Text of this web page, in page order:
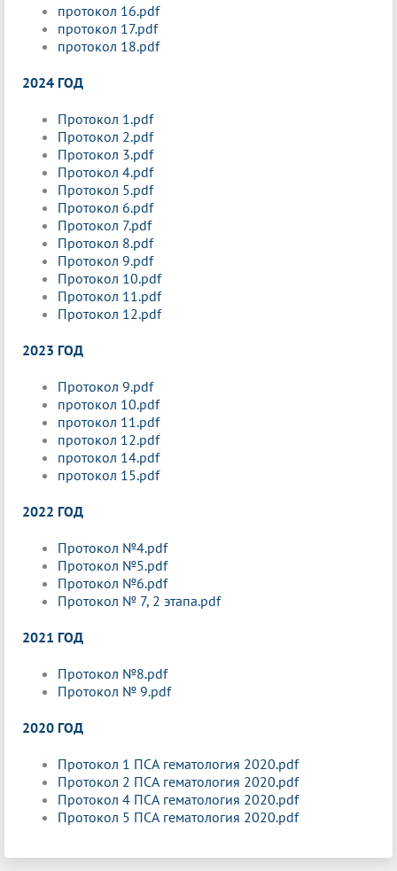
протокол 16.pdf
протокол 17.pdf
протокол 18.pdf
2024 ГОД
Протокол 1.pdf
Протокол 2.pdf
Протокол 3.pdf
Протокол 4.pdf
Протокол 5.pdf
Протокол 6.pdf
Протокол 7.pdf
Протокол 8.pdf
Протокол 9.pdf
Протокол 10.pdf
Протокол 11.pdf
Протокол 12.pdf
2023 ГОД
Протокол 9.pdf
протокол 10.pdf
протокол 11.pdf
протокол 12.pdf
протокол 14.pdf
протокол 15.pdf
2022 ГОД
Протокол №4.pdf
Протокол №5.pdf
Протокол №6.pdf
Протокол № 7, 2 этапа.pdf
2021 ГОД
Протокол №8.pdf
Протокол № 9.pdf
2020 ГОД
Протокол 1 ПСА гематология 2020.pdf
Протокол 2 ПСА гематология 2020.pdf
Протокол 4 ПСА гематология 2020.pdf
Протокол 5 ПСА гематология 2020.pdf